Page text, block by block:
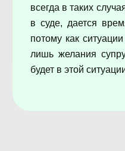
всегда в таких
в суде, дается
потому как
лишь желания
будет в этой